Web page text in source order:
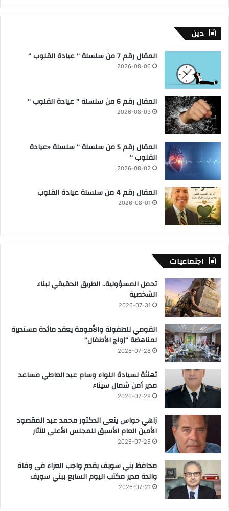
دين
المقال رقم 7 من سلسلة ” عيادة القلوب “
2026-08-06
المقال رقم 6 من سلسلة ” عيادة القلوب “
2026-08-03
المقال رقم 5 من سلسلة ” سلسلة «عيادة
القلوب “
2026-08-02
المقال رقم 4 من سلسلة عيادة القلوب
2026-08-01
اجتماعيات
تحمل المسؤولية.. الطريق الحقيقي لبناء
الشخصية
2026-07-31
القومي للطفولة والأمومة يعقد مائدة مستديرة
لمناهضة “زواج الأطفال”
2026-07-28
تهنئة لسيادة اللواء وسام عبد العاطي مساعد
مدير أمن شمال سيناء
2026-07-28
زاهي حواس ينعى الدكتور محمد عبد المقصود
الأمين العام الأسبق للمجلس الأعلى للآثار
2026-07-25
محافظ بني سويف يقدم واجب العزاء فى وفاة
والدة مدير مكتب اليوم السابع ببني سويف
2026-07-21